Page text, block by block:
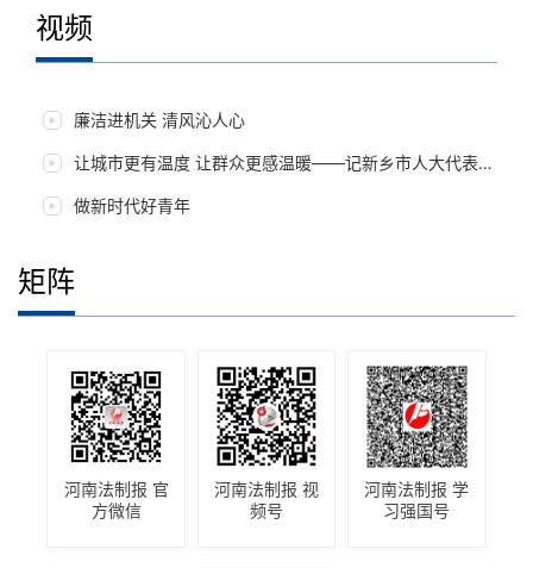
视频
廉洁进机关 清风沁人心
让城市更有温度 让群众更感温暖——记新乡市人大代表朱岚岚
做新时代好青年
矩阵
河南法制报 官
方微信
河南法制报 视
频号
河南法制报 学
习强国号